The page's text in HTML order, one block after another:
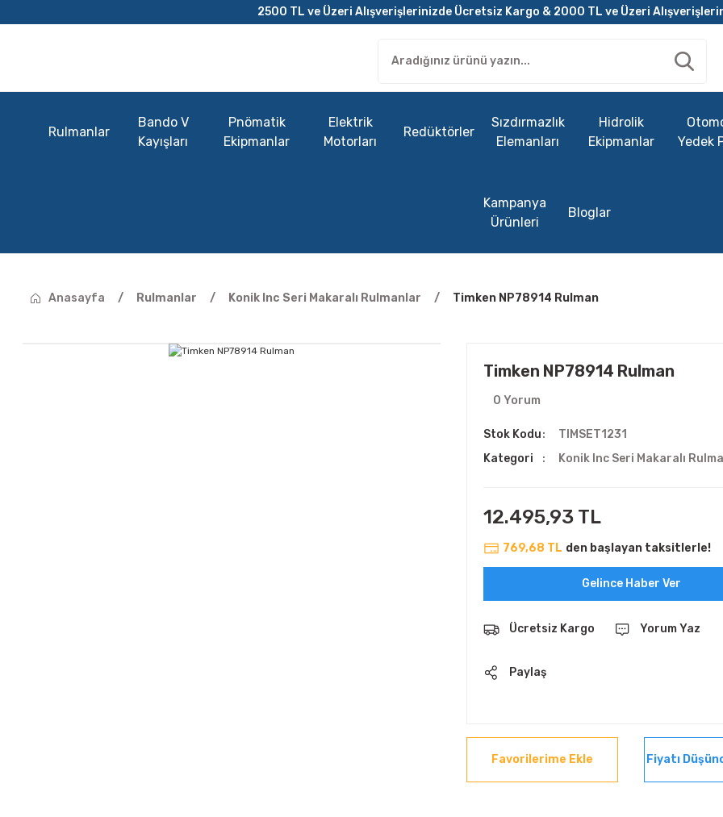
2500 TL ve Üzeri Alışverişlerinizde Ücretsiz Kargo & 2000 TL ve Üzeri
Rulmanlar
Bando V
Kayışları
Pnömatik
Ekipmanlar
Elektrik
Motorları
Redüktörler
Sızdırmazlık
Elemanları
Hidrolik
Ekipmanlar
Yedek
Kampanya
Ürünleri
Bloglar
Anasayfa Rulmanlar Konik Inc Seri Makaralı Rulmanlar Timken NP78914 Rulman
Timken NP78914 Rulman
0 Yorum
Stok Kodu
TIMSET1231
Kategori
Konik Inc Seri Makaralı
12.495,93 TL
769,68 TL den başlayan taksitlerle!
Gelince Haber Ver
Ücretsiz Kargo Yorum Yaz
Paylaş
Fiyatı